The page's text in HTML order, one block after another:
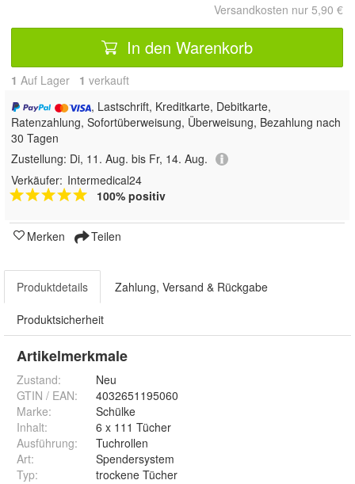
Versandkosten nur 5,90 €
In den Warenkorb
1 Auf Lager 1 verkauft
, Lastschrift, Kreditkarte, Debitkarte,
Ratenzahlung, Sofortüberweisung, Überweisung, Bezahlung nach
30 Tagen
Zustellung: Di, 11. Aug. bis Fr, 14. Aug.
Verkäufer: Intermedical24
100% positiv
Merken Teilen
Produktdetails Zahlung, Versand & Rückgabe
Produktsicherheit
Artikelmerkmale
Zustand:
Neu
GTIN / EAN:
4032651195060
Marke:
Schülke
Inhalt:
6 x 111 Tücher
Ausführung:
Tuchrollen
Art:
Spendersystem
Typ: trockene Tücher